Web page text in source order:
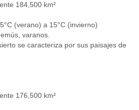
184,500 km²
(verano) a 15°C (invierno)
varanos.
se caracteriza por sus paisajes de
176,500 km²